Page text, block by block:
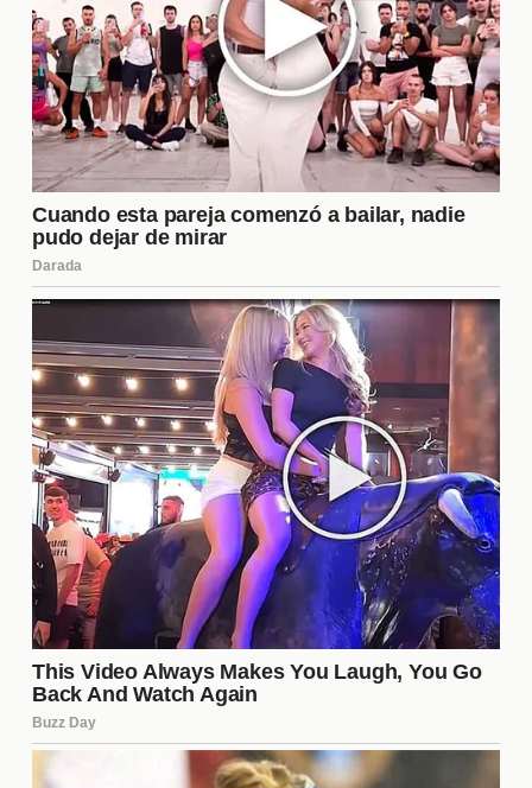
Las redes sociales han sido un hervidero de
opiniones y reacciones tras las filtraciones del
orden de eliminación. Los fans expresan su apoyo a
sus favoritos y critican las decisiones que, según
ellos, deberían cambiar. Esta interacción en línea es
fundamental para el programa, ya que la opinión del
público puede influir en las votaciones y, por ende,
en el destino de los concursantes.
¿Quién Podría Ganar?
Con el avance del programa y las eliminaciones que
se avecinan, la pregunta en la mente de todos es:
¿quién ganará la casa? Las apuestas están abiertas
y varios concursantes han mostrado un desempeño
destacado, lo que los coloca como favoritos. La
combinación de carisma, estrategia y conexión con
el público será crucial para determinar al ganador
final de "La Casa de los Famosos 6".
Los Concursantes Más
Destacados
En "La Casa de los Famosos 6", algunos
concursantes han logrado destacarse por su